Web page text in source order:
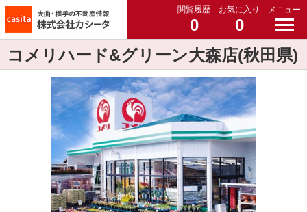
閲覧履歴
0
お気に入り
0
メニュー
コメリハード&グリーン大森店(秋田県)